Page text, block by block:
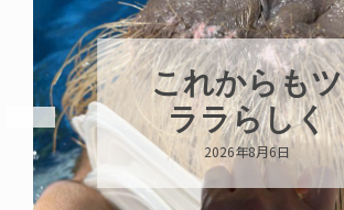
これからもツ
ララらしく
2026年8月6日